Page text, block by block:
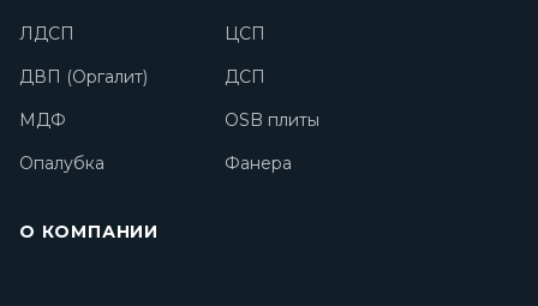
ЛДСП
ЦСП
ДВП (Оргалит)
ДСП
МДФ
OSB плиты
Опалубка
Фанера
О КОМПАНИИ